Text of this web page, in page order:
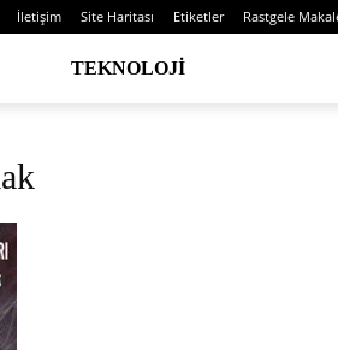
İletişim Site Haritası Etiketler Rastgele
TEKNOLOJI